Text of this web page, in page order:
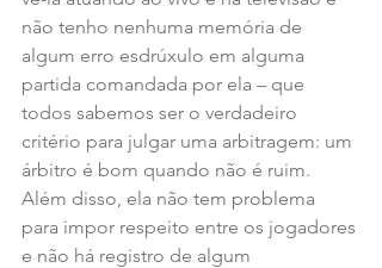
não tenho nenhuma memória de
algum erro esdrúxulo em alguma
partida comandada por ela – que
todos sabemos ser o verdadeiro
critério para julgar uma arbitragem: um
árbitro é bom quando não é ruim.
Além disso, ela não tem problema
para impor respeito entre os jogadores
e não há registro de algum